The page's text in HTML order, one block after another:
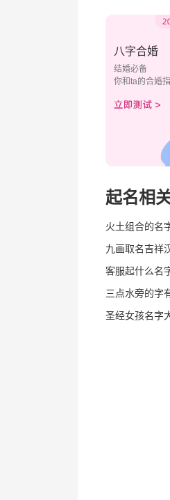
八字合婚
结婚必备
你和ta的合婚
起名相
火土组合的名
九画取名吉祥
客服起什么名
三点水旁的字
圣经女孩名字